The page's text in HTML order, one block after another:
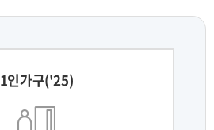
1인가구('25)